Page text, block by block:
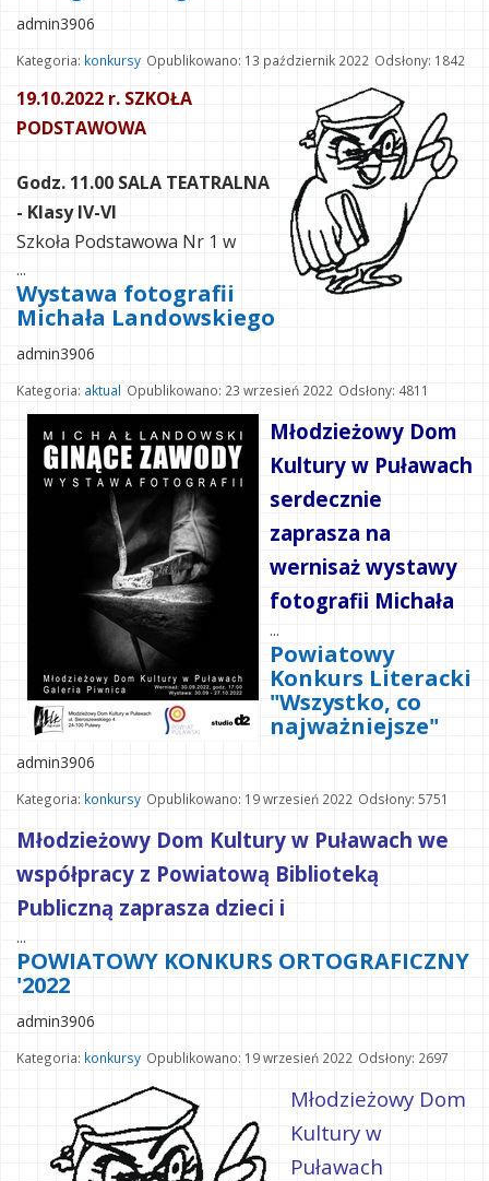
admin3906
Kategoria: konkursy Opublikowano: 13 październik 2022 Odsłony: 1842
19.10.2022 r. SZKOŁA
PODSTAWOWA
Godz. 11.00 SALA TEATRALNA
- Klasy IV-VI
Szkoła Podstawowa Nr 1 w
...
Wystawa fotografii
Michała Landowskiego
admin3906
Kategoria: aktual Opublikowano: 23 wrzesień 2022 Odsłony: 4811
Młodzieżowy Dom
Kultury w Puławach
serdecznie
zaprasza na
wernisaż wystawy
fotografii Michała
...
Powiatowy
Konkurs Literacki
"Wszystko, co
najważniejsze"
admin3906
Kategoria: konkursy Opublikowano: 19 wrzesień 2022 Odsłony: 5751
Młodzieżowy Dom Kultury w Puławach we
współpracy z Powiatową Biblioteką
Publiczną zaprasza dzieci i
...
POWIATOWY KONKURS ORTOGRAFICZNY
'2022
admin3906
Kategoria: konkursy Opublikowano: 19 wrzesień 2022 Odsłony: 2697
Młodzieżowy Dom
Kultury w
Puławach